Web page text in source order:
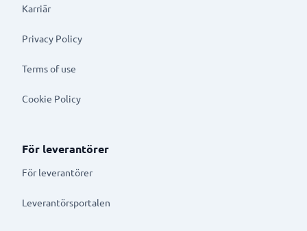
Karriär
Privacy Policy
Terms of use
Cookie Policy
För leverantörer
För leverantörer
Leverantörsportalen